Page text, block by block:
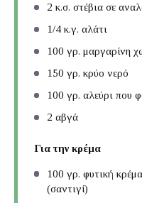
2 κ.σ. στέβια σε
1/4 κ.γ. αλάτι
100 γρ. μαργαρίνη
150 γρ. κρύο νερό
100 γρ. αλεύρι που
2 αβγά
Για την κρέμα
100 γρ. φυτική
(σαντιγί)